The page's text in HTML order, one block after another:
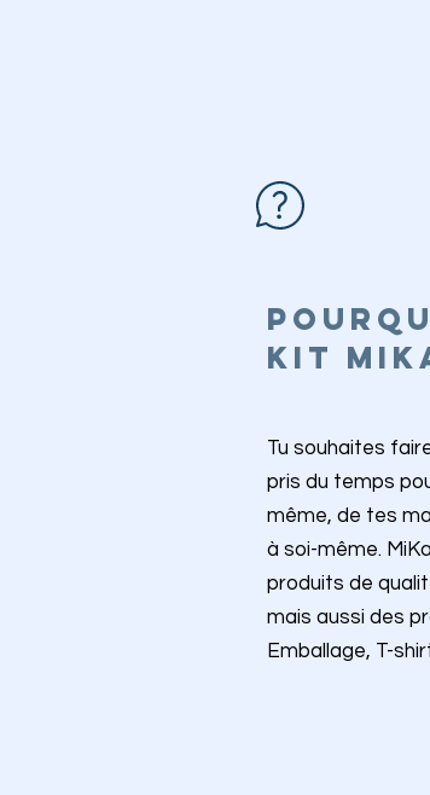
KIT
Tu souhaites
pris du temps
même, de tes
à soi-même.
produits de
mais aussi des
Emballage, T-